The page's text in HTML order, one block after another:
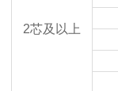
2芯及以上